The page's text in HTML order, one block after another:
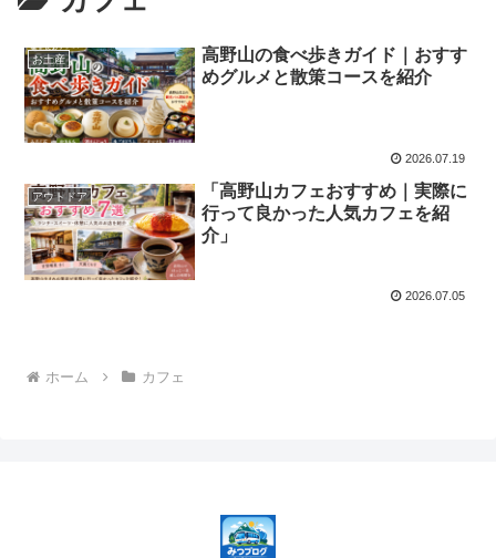
お土産
高野山の食べ歩きガイド｜おすす
めグルメと散策コースを紹介
2026.07.19
アウトドア
「高野山カフェおすすめ｜実際に
行って良かった人気カフェを紹
介」
2026.07.05
ホーム カフェ